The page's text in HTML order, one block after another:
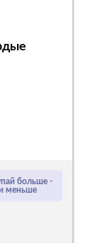
больше -
меньше